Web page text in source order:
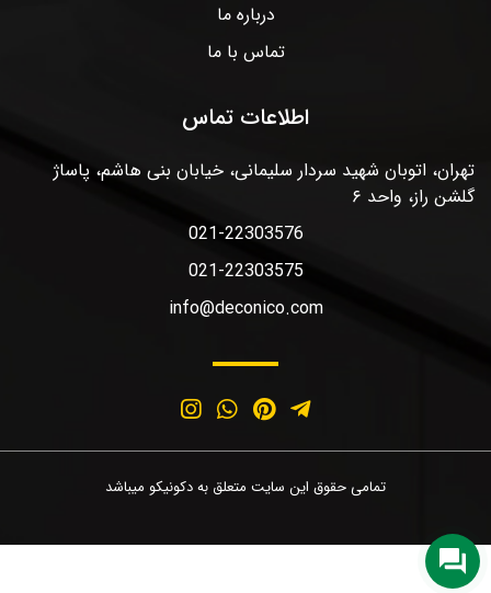
درباره ما
تماس با ما
اطلاعات تماس
تهران، اتوبان شهید سردار سلیمانی، خیابان بنی هاشم، پاساژ
گلشن راز، واحد ۶
021-22303576
021-22303575
info@deconico.com
تمامی حقوق این سایت متعلق به دکونیکو میباشد